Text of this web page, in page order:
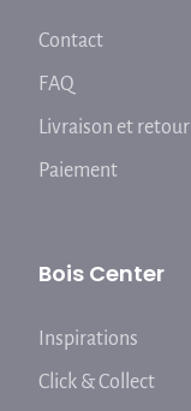
Contact
FAQ
Livraison et retour
Paiement
Bois Center
Inspirations
Click & Collect